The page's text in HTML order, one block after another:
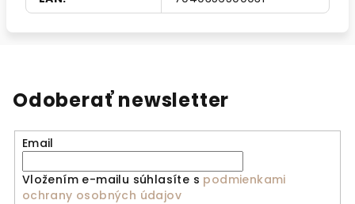
Odoberať newsletter
Email
Vložením e-mailu súhlasíte s podmienkami
ochrany osobných údajov